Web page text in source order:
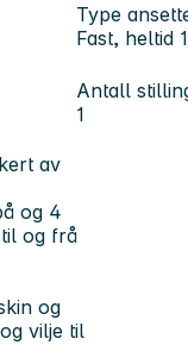
Type
Fast, heltid
Antall
1
av
og 4
og frå
og
vilje til